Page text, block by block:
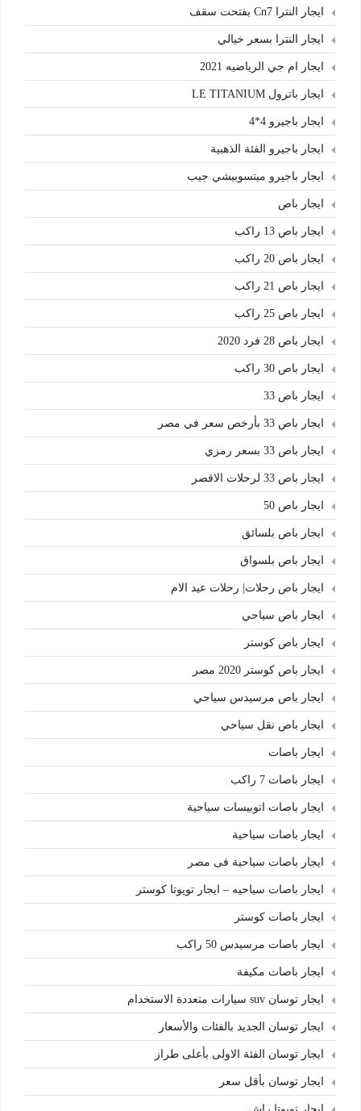
ايجار النترا Cn7 بفتحت سقف
ايجار النترا بسعر خيالي
ايجار ام جي الرياضيه 2021
ايجار باترول LE TITANIUM
ايجار باجيرو 4*4
ايجار باجيرو الفئة الذهبية
ايجار باجيرو ميتسوبيشي جيب
ايجار باص
ايجار باص 13 راكب
ايجار باص 20 راكب
ايجار باص 21 راكب
ايجار باص 25 راكب
ايجار باص 28 فرد 2020
ايجار باص 30 راكب
ايجار باص 33
ايجار باص 33 بأرخص سعر في مصر
ايجار باص 33 بسعر رمزي
ايجار باص 33 لرحلات الاقصر
ايجار باص 50
ايجار باص بلسائق
ايجار باص بلسواق
ايجار باص رحلات| رحلات عيد الام
ايجار باص سياحي
ايجار باص كوستر
ايجار باص كوستر 2020 مصر
ايجار باص مرسيدس سياحي
ايجار باص نقل سياحي
ايجار باصات
ايجار باصات 7 راكب
ايجار باصات اتوبيسات سياحية
ايجار باصات سياحية
ايجار باصات سياحية فى مصر
ايجار باصات سياحيه – ايجار تويوتا كوستر
ايجار باصات كوستر
ايجار باصات مرسيدس 50 راكب
ايجار باصات مكيفة
ايجار توسان suv سيارات متعددة الاستخدام
ايجار توسان الجديد بالفئات والأسعار
ايجار توسان الفئة الاولى بأعلى طراز
ايجار توسان بأقل سعر